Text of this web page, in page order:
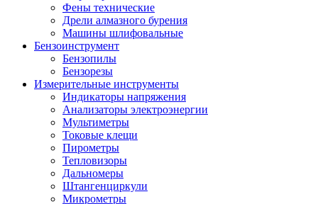
Фены технические
Дрели алмазного бурения
Машины шлифовальные
Бензоинструмент
Бензопилы
Бензорезы
Измерительные инструменты
Индикаторы напряжения
Анализаторы электроэнергии
Мультиметры
Токовые клещи
Пирометры
Тепловизоры
Дальномеры
Штангенциркули
Микрометры